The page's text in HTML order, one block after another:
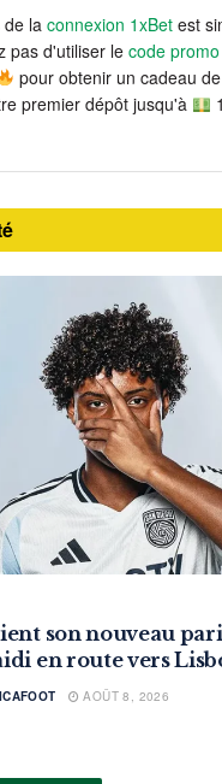
de la connexion 1xBet est
pas d'utiliser lecode
pour obtenir un cadeau
premier dépôt jusqu'à
son nouveau
en route vers
AOÛT 8, 2026